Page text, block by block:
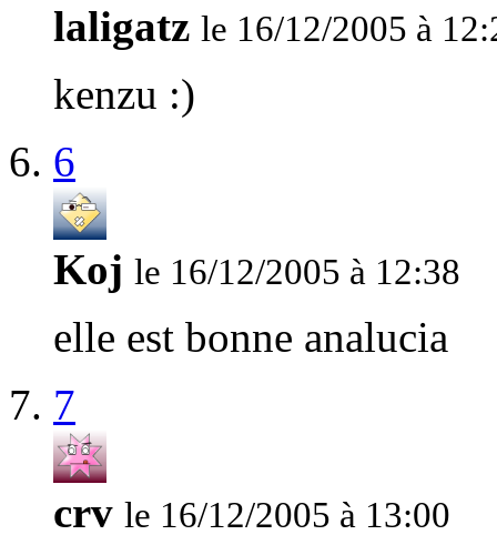
laligatz le 16/12/2005 à
kenzu :)
6
Koj le 16/12/2005 à 12:38
elle est bonne analucia
7
crv le 16/12/2005 à 13:00